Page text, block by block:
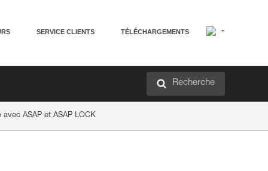
SERVICE CLIENTS TÉLÉCHARGEMENTS
Recherche
ASAP et ASAP LOCK